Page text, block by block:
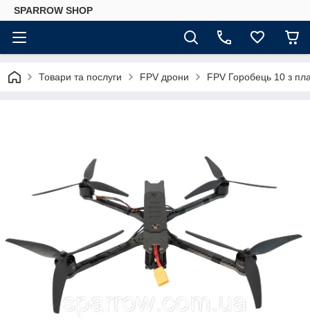
SPARROW SHOP
Товари та послуги FPV дрони FPV Горобець 10 з